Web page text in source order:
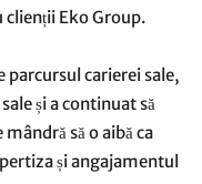
Eko Group.
carierei sale,
și a continuat să
mândră să o aibă ca
și angajamentul